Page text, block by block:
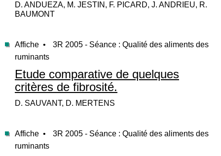
D. ANDUEZA, M. JESTIN, F. PICARD, J. ANDRIEU, R.
BAUMONT
Affiche •
3R 2005 - Séance : Qualité des aliments des
ruminants
Etude comparative de quelques
critères de fibrosité.
D. SAUVANT, D. MERTENS
Affiche •
3R 2005 - Séance : Qualité des aliments des
ruminants